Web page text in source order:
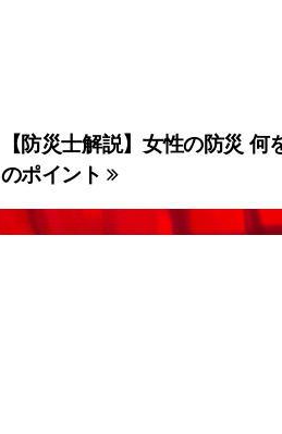
【防災士解説】女性の防災
のポイント